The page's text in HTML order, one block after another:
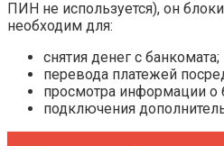
ПИН не используется), он
необходим для:
снятия денег с банкомата;
перевода платежей
просмотра информации о
подключения